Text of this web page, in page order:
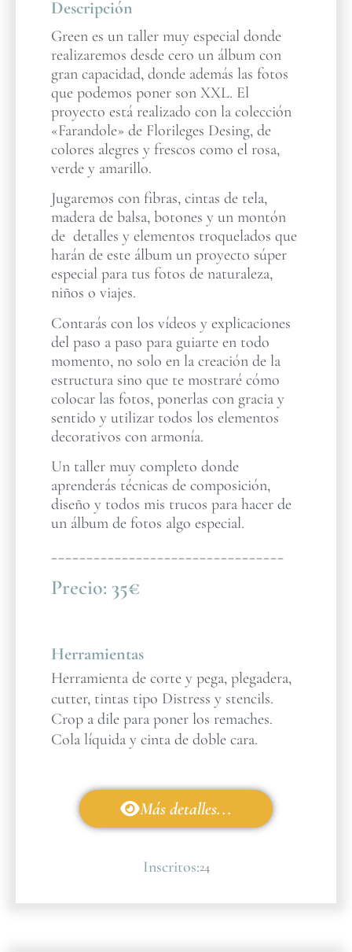
Descripción
Green es un taller muy especial donde
realizaremos desde cero un álbum con
gran capacidad, donde además las fotos
que podemos poner son XXL. El
proyecto está realizado con la colección
«Farandole» de Florileges Desing, de
colores alegres y frescos como el rosa,
verde y amarillo.
Jugaremos con fibras, cintas de tela,
madera de balsa, botones y un montón
de detalles y elementos troquelados que
harán de este álbum un proyecto súper
especial para tus fotos de naturaleza,
niños o viajes.
Contarás con los vídeos y explicaciones
del paso a paso para guiarte en todo
momento, no solo en la creación de la
estructura sino que te mostraré cómo
colocar las fotos, ponerlas con gracia y
sentido y utilizar todos los elementos
decorativos con armonía.
Un taller muy completo donde
aprenderás técnicas de composición,
diseño y todos mis trucos para hacer de
un álbum de fotos algo especial.
_________________________________
Precio: 35€
Herramientas
Herramienta de corte y pega, plegadera,
cutter, tintas tipo Distress y stencils.
Crop a dile para poner los remaches.
Cola líquida y cinta de doble cara.
Más detalles...
Inscritos:24